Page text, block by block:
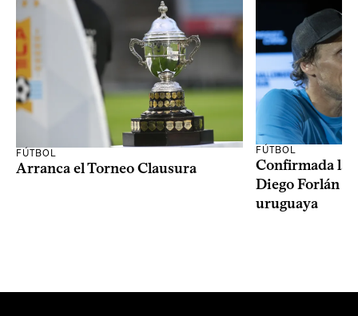
FÚTBOL
Arranca el Torneo Clausura
FÚTBOL
Confirmada la
Diego Forlán
uruguaya